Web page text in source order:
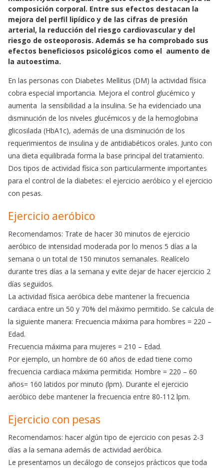
b
o
o
k
s
A
p
p
l
composición corporal. Entre sus efectos destacan la
mejora del perfil lipídico y de las cifras de presión
arterial, la reducción del riesgo cardiovascular y del
riesgo de osteoporosis. Además se ha comprobado sus
efectos beneficiosos psicológicos como el aumento de
la autoestima.
En las personas con Diabetes Mellitus (DM) la actividad física
cobra especial importancia. Mejora el control glucémico y
aumenta la sensibilidad a la insulina. Se ha evidenciado una
disminución de los niveles glucémicos y de la hemoglobina
glicosilada (HbA1c), además de una disminución de los
requerimientos de insulina y de antidiabéticos orales. Junto con
una dieta equilibrada forma la base principal del tratamiento.
Dos tipos de actividad física son particularmente importantes
para el control de la diabetes: el ejercicio aeróbico y el ejercicio
con pesas.
Ejercicio aeróbico
Recomendamos: Trate de hacer 30 minutos de ejercicio
aeróbico de intensidad moderada por lo menos 5 días a la
semana o un total de 150 minutos semanales. Realícelo
durante tres días a la semana y evite dejar de hacer ejercicio 2
días seguidos.
La actividad física aeróbica debe mantener la frecuencia
cardiaca entre un 50 y 70% del máximo permitido. Se calcula de
la siguiente manera: Frecuencia máxima para hombres = 220 –
Edad.
Frecuencia máxima para mujeres = 210 – Edad.
Por ejemplo, un hombre de 60 años de edad tiene como
frecuencia cardiaca máxima permitida: Hombre = 220 – 60
años= 160 latidos por minuto (lpm). Durante el ejercicio
aeróbico debe mantener la frecuencia entre 80-112 lpm.
Ejercicio con pesas
Recomendamos: hacer algún tipo de ejercicio con pesas 2-3
días a la semana además de actividad aeróbica.
Le presentamos un decálogo de consejos prácticos que toda